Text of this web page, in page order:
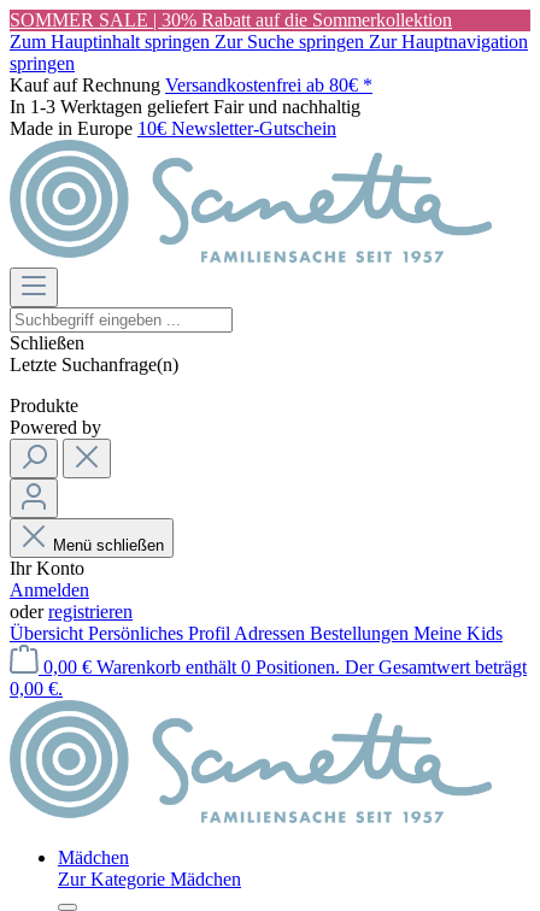
SOMMER SALE | 30% Rabatt auf die Sommerkollektion
Zum Hauptinhalt springen Zur Suche springen Zur Hauptnavigation
springen
Kauf auf Rechnung Versandkostenfrei ab 80€ *
In 1-3 Werktagen geliefert Fair und nachhaltig
Made in Europe 10€ Newsletter-Gutschein
Schließen
Letzte Suchanfrage(n)
Produkte
Powered by
Menü schließen
Ihr Konto
Anmelden
oderregistrieren
Übersicht Persönliches Profil Adressen Bestellungen Meine Kids
0,00 € Warenkorb enthält 0 Positionen. Der Gesamtwert beträgt
0,00 €.
Mädchen
Zur Kategorie Mädchen